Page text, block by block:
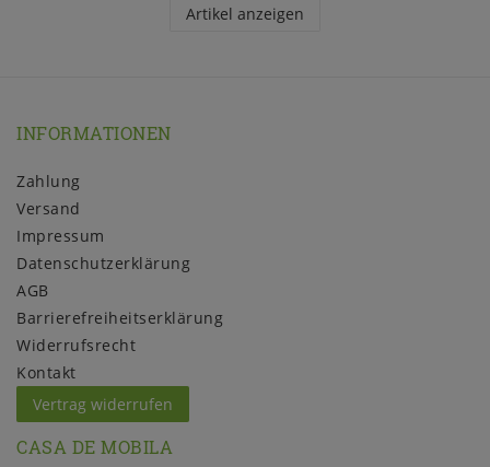
Artikel anzeigen
INFORMATIONEN
Zahlung
Versand
Impressum
Daten­schutz­erklärung
AGB
Barrierefreiheitserklärung
Widerrufs­recht
Kontakt
Vertrag widerrufen
CASA DE MOBILA